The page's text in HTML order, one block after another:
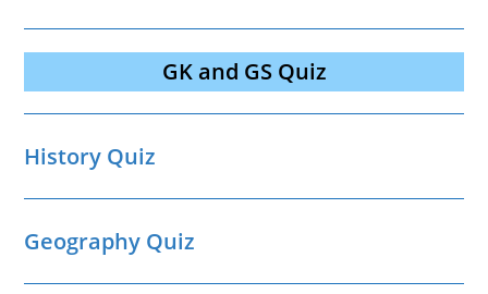
GK and GS Quiz
History Quiz
Geography Quiz